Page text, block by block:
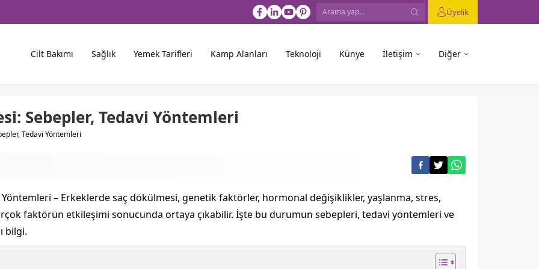
Üyelik
Cilt Bakımı Sağlık Yemek Tarifleri Kamp Alanları Teknoloji Künye İletişim Diğer
Sebepler, Tedavi Yöntemleri
Tedavi Yöntemleri
– Erkeklerde saç dökülmesi, genetik faktörler, hormonal değişiklikler, yaşlanma, stres,
faktörün etkileşimi sonucunda ortaya çıkabilir. İşte bu durumun sebepleri, tedavi yöntemleri ve
bilgi.